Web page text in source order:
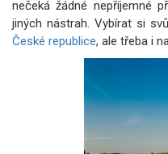
nečeká žádné nepříjemné
jiných nástrah. Vybírat si
České republice, ale třeba i